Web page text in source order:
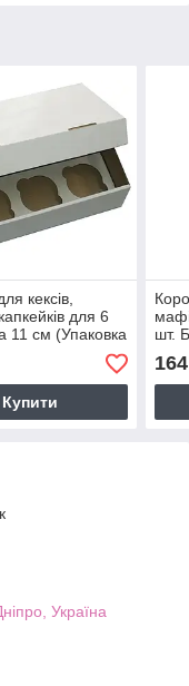
кексів,
для 6
11 см (Упаковка
Купити
шт.
164
Україна